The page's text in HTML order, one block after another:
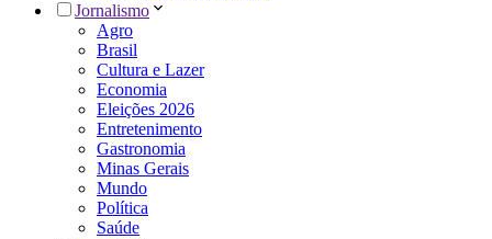
Jornalismo
Agro
Brasil
Cultura e Lazer
Economia
Eleições 2026
Entretenimento
Gastronomia
Minas Gerais
Mundo
Política
Saúde